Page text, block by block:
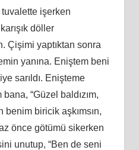
işerken
döller
Çişimi yaptıktan sonra
yanına. Eniştem beni
sarıldı. Enişteme
bana, “Güzel baldızım,
biricik aşkımsın,
önce götümü sikerken
unutup, “Ben de seni